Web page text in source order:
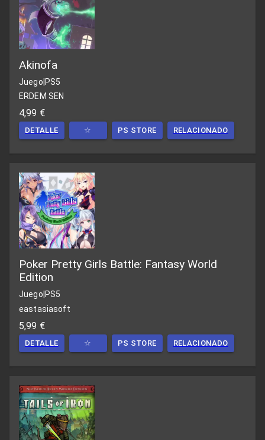
Akinofa
Juego|PS5
ERDEM SEN
4,99 €
DETALLE ☆ PS STORE RELACIONADO
Poker Pretty Girls Battle: Fantasy World
Edition
Juego PS5
eastasiasoft
5,99 €
DETALLE ☆ PS STORE RELACIONADO